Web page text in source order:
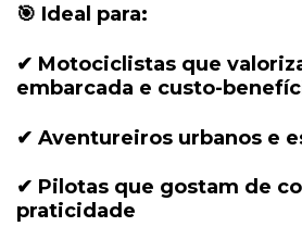
🎯 Ideal para:
✔ Motociclistas que
embarcada e custo-
✔ Aventureiros urbanos e
✔ Pilotas que gostam de
praticidade